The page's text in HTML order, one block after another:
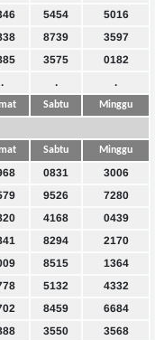
5454
5016
8739
3597
3575
0182
. . .
Sabtu Minggu
Sabtu Minggu
0831
3006
9526
7280
4168
0439
8294
2170
8515
1364
5132
4332
8459
6684
3550
3568